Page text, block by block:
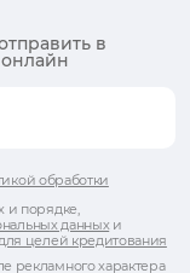
в
обработки
и порядке,
данныхи
целей кредитования
рекламного характера